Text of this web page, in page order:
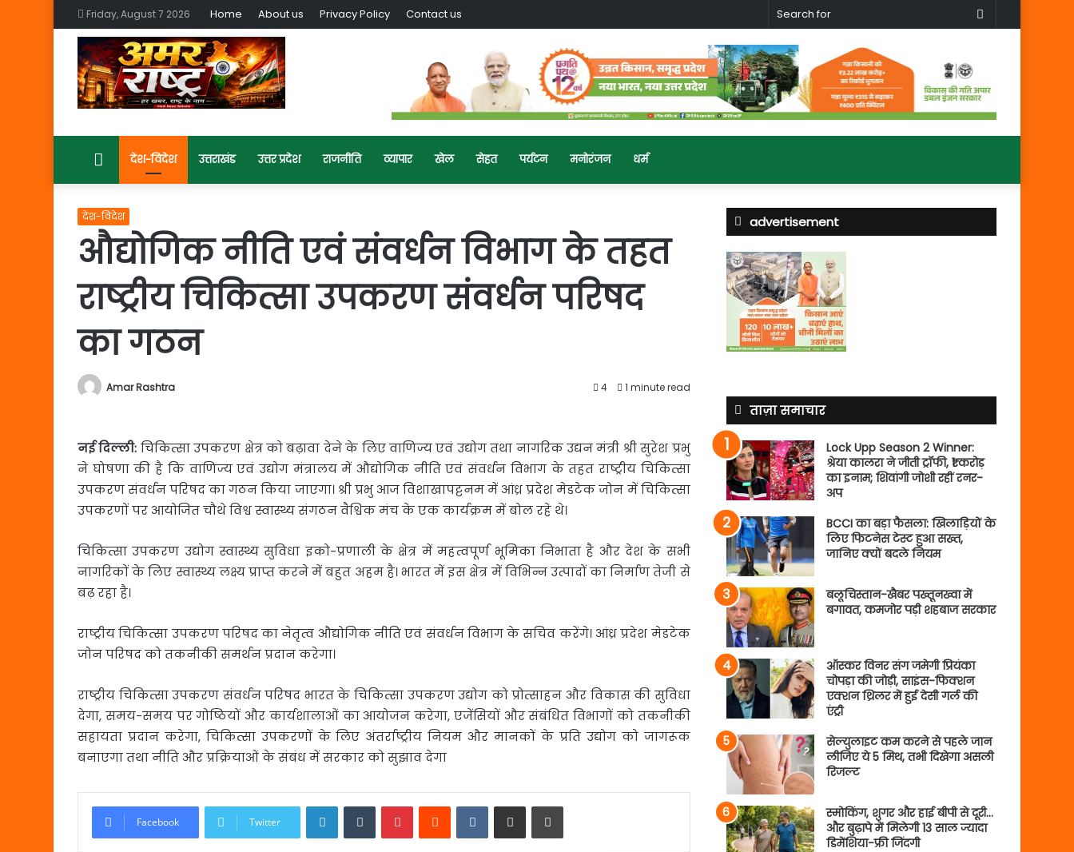
Friday, August 7 2026 Home About us Privacy Policy Contact us
Search
Homeदेश-विदेश उत्तराखंड उत्तर प्रदेश राजनीति व्यापार खेल सेहत पर्यटन मनोरंजन धर्म
देश-विदेश
औद्योगिक नीति एवं संवर्धन विभाग के तहत
राष्ट्रीय चिकित्सा उपकरण संवर्धन परिषद
का गठन
Amar Rashtra 4 1 minute read
नई दिल्ली: चिकित्सा उपकरण क्षेत्र को बढ़ावा देने के लिए वाणिज्यएवं उद्योग तथा नागरिक उद्यन मंत्री श्री सुरेश प्रभु
ने घोषणा की है कि वाणिज्य एवं उद्योग मंत्रालय में औद्योगिक नीति एवं संवर्धन विभाग के तहत राष्ट्रीय चिकित्सा
उपकरण संवर्धन परिषद का गठन किया जाएगा। श्री प्रभु आज विशाखापट्टनम में आंध्र प्रदेश मेडटेक जोन में चिकित्सा
उपकरणों पर आयोजित चौथे विश्व स्वास्थ्य संगठन वैश्विक मंच के एक कार्यक्रम में बोल रहे थे।
चिकित्सा उपकरण उद्योग स्वास्थ्य सुविधा इको-प्रणाली के क्षेत्र में महत्वपूर्ण भूमिका निभाता है और देश के सभी
नागरिकों के लिए स्वास्थ्य लक्ष्य प्राप्त करने में बहुत अहम है। भारत में इस क्षेत्र में विभिन्न उत्पादों का निर्माण तेजी से
बढ़ रहा है।
राष्ट्रीय चिकित्सा उपकरण परिषद का नेतृत्व औद्योगिक नीति एवं संवर्धन विभाग के सचिव करेंगे। आंध्र प्रदेश मेडटेक
जोन परिषद को तकनीकी समर्थन प्रदान करेगा।
राष्ट्रीय चिकित्सा उपकरण संवर्धन परिषद भारत के चिकित्सा उपकरण उद्योग को प्रोत्साहन और विकास की सुविधा
देगा, समय-समय पर गोष्ठियों और कार्यशालाओं का आयोजन करेगा, एजेंसियों और संबंधित विभागों को तकनीकी
सहायता प्रदान करेगा, चिकित्सा उपकरणों के लिए अंतर्राष्ट्रीय नियम और मानकों के प्रति उद्योग को जागरूक
बनाएगा तथा नीति और प्रक्रियाओं के संबंध में सरकार को सुझाव देगा
Facebook Twitter
LinkedInTumblrPinterestReddit VKontakte
Share via Email Print
advertisement
ताज़ा समाचार
Lock Upp Season 2 Winner:
श्रेया कालरा ने जीती ट्रॉफी, ₹1 करोड़
का इनाम; शिवांगी जोशी रहीं रनर-
अप
BCCI का बड़ा फैसला: खिलाड़ियों के
लिए फिटनेस टेस्ट हुआ सख्त,
जानिए क्यों बदले नियम
बलूचिस्तान-खैबर पख्तूनख्वा में
बगावत, कमजोर पड़ी शहबाज सरकार
ऑस्कर विनर संग जमेगी प्रियंका
चोपड़ा की जोड़ी, साइंस-फिक्शन
एक्शन थ्रिलर में हुई देसी गर्ल की
एंट्री
सेल्युलाइट कम करने से पहले जान
लीजिए ये 5 मिथ, तभी दिखेगा असली
रिजल्ट
स्मोकिंग, शुगर और हाई बीपी से दूरी…
और बुढ़ापे में मिलेगी 13 साल ज्यादा
डिमेंशिया-फ्री जिंदगी